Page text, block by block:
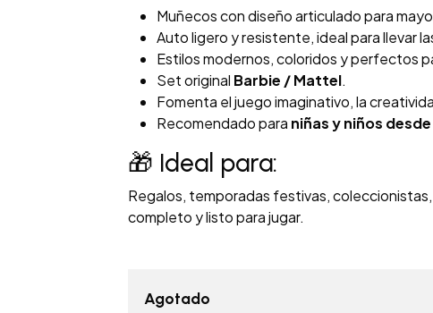
Muñecos con diseño articulado para
Auto ligero y resistente, ideal para llevar
Estilos modernos, coloridos y perfectos
Set original Barbie / Mattel.
Fomenta el juego imaginativo, la
Recomendado para niñas y niños
🎁 Ideal para:
Regalos, temporadas festivas,
completo y listo para jugar.
Agotado